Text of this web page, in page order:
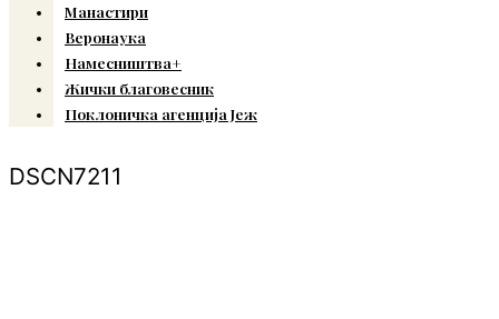
Манастири
Веронаука
Намесништва+
Жички благовесник
Поклоничка агенција Јеж
DSCN7211